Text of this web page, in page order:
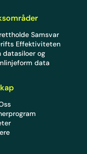
Samsvar
Effektiviteten
datasiloer og
data